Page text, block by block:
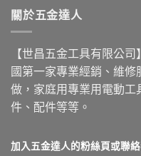
關於五金達人
【世昌五金工具有限公
國第一家專業經銷、維
做，家庭用專業用電動
件、配件等等。
加入五金達人的粉絲頁或聯